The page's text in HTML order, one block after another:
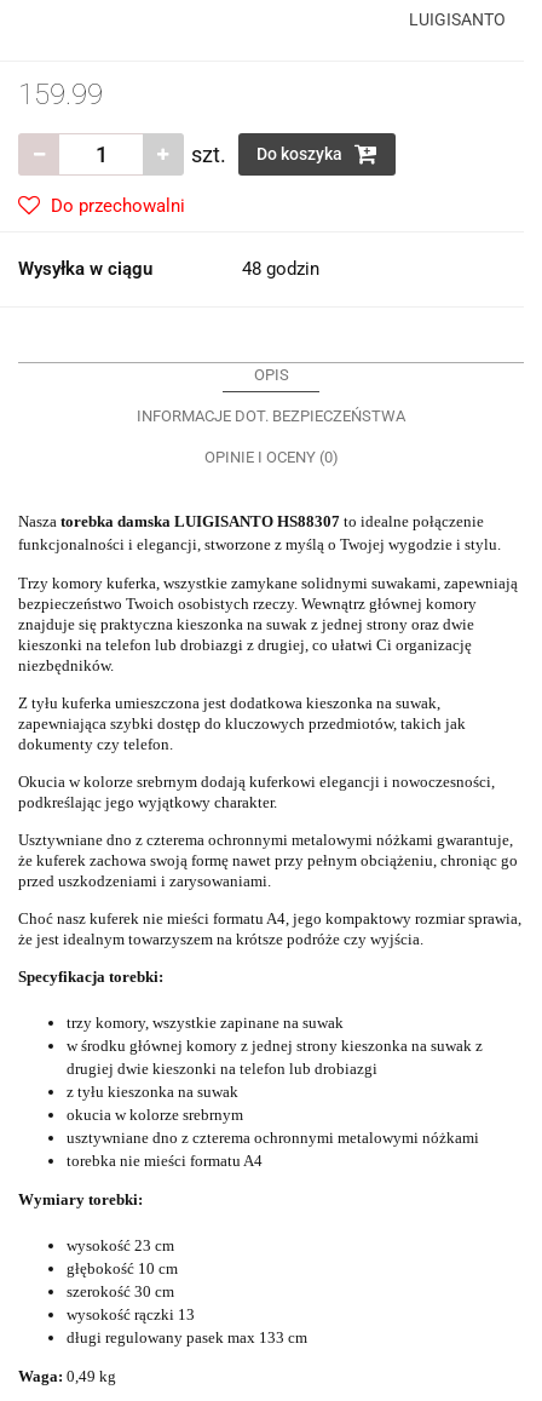
LUIGISANTO
159.99
szt. Do koszyka
Do przechowalni
Wysyłka w ciągu 48 godzin
OPIS
INFORMACJE DOT. BEZPIECZEŃSTWA
OPINIE I OCENY (0)
Nasza torebka damska LUIGISANTO HS88307 to idealne połączenie
funkcjonalności i elegancji, stworzone z myślą o Twojej wygodzie i stylu.
Trzy komory kuferka, wszystkie zamykane solidnymi suwakami, zapewniają
bezpieczeństwo Twoich osobistych rzeczy. Wewnątrz głównej komory
znajduje się praktyczna kieszonka na suwak z jednej strony oraz dwie
kieszonki na telefon lub drobiazgi z drugiej, co ułatwi Ci organizację
niezbędników.
Z tyłu kuferka umieszczona jest dodatkowa kieszonka na suwak,
zapewniająca szybki dostęp do kluczowych przedmiotów, takich jak
dokumenty czy telefon.
Okucia w kolorze srebrnym dodają kuferkowi elegancji i nowoczesności,
podkreślając jego wyjątkowy charakter.
Usztywniane dno z czterema ochronnymi metalowymi nóżkami gwarantuje,
że kuferek zachowa swoją formę nawet przy pełnym obciążeniu, chroniąc go
przed uszkodzeniami i zarysowaniami.
Choć nasz kuferek nie mieści formatu A4, jego kompaktowy rozmiar sprawia,
że jest idealnym towarzyszem na krótsze podróże czy wyjścia.
Specyfikacja torebki:
trzy komory, wszystkie zapinane na suwak
w środku głównej komory z jednej strony kieszonka na suwak z
drugiej dwie kieszonki na telefon lub drobiazgi
z tyłu kieszonka na suwak
okucia w kolorze srebrnym
usztywniane dno z czterema ochronnymi metalowymi nóżkami
torebka nie mieści formatu A4
Wymiary torebki:
wysokość 23 cm
głębokość 10 cm
szerokość 30 cm
wysokość rączki 13
długi regulowany pasek max 133 cm
Waga: 0,49 kg